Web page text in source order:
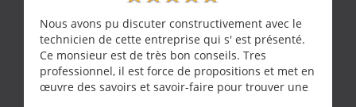
Nous avons pu discuter constructivement avec le
technicien de cette entreprise qui s' est présenté.
Ce monsieur est de très bon conseils. Tres
professionnel, il est force de propositions et met en
œuvre des savoirs et savoir-faire pour trouver une